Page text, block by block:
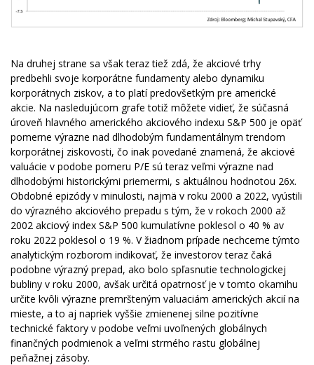
Na druhej strane sa však teraz tiež zdá, že akciové trhy
predbehli svoje korporátne fundamenty alebo dynamiku
korporátnych ziskov, a to platí predovšetkým pre americké
akcie. Na nasledujúcom grafe totiž môžete vidieť, že súčasná
úroveň hlavného amerického akciového indexu S&P 500 je opäť
pomerne výrazne nad dlhodobým fundamentálnym trendom
korporátnej ziskovosti, čo inak povedané znamená, že akciové
valuácie v podobe pomeru P/E sú teraz veľmi výrazne nad
dlhodobými historickými priemermi, s aktuálnou hodnotou 26x.
Obdobné epizódy v minulosti, najmä v roku 2000 a 2022, vyústili
do výrazného akciového prepadu s tým, že v rokoch 2000 až
2002 akciový index S&P 500 kumulatívne poklesol o 40 % av
roku 2022 poklesol o 19 %. V žiadnom prípade nechceme týmto
analytickým rozborom indikovať, že investorov teraz čaká
podobne výrazný prepad, ako bolo spľasnutie technologickej
bubliny v roku 2000, avšak určitá opatrnosť je v tomto okamihu
určite kvôli výrazne premršteným valuaciám amerických akcií na
mieste, a to aj napriek vyššie zmienenej silne pozitívne
technické faktory v podobe veľmi uvoľnených globálnych
finančných podmienok a veľmi strmého rastu globálnej
peňažnej zásoby.